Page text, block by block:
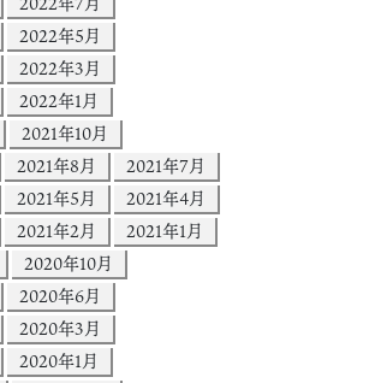
2022年5月
2022年3月
2022年1月
2021年10月
2021年8月
2021年7月
2021年5月
2021年4月
2021年2月
2021年1月
2020年10月
2020年6月
2020年3月
2020年1月